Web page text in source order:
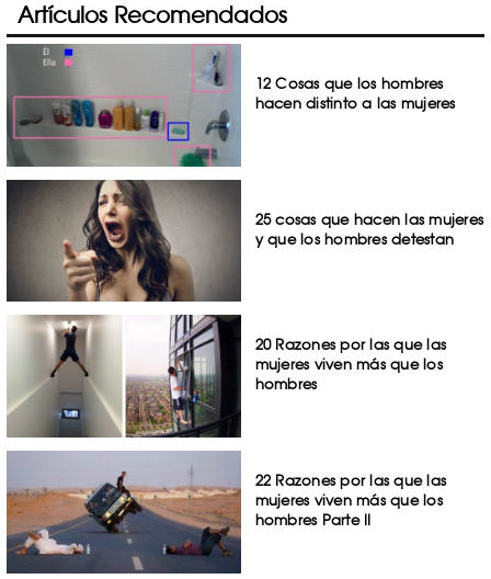
Artículos Recomendados
12 Cosas que los hombres
hacen distinto a las mujeres
25 cosas que hacen las mujeres
y que los hombres detestan
20 Razones por las que las
mujeres viven más que los
hombres
22 Razones por las que las
mujeres viven más que los
hombres Parte II